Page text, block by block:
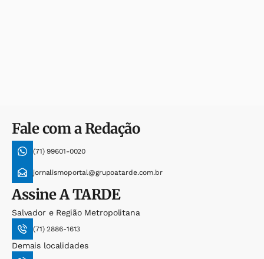
Fale com a Redação
(71) 99601-0020
jornalismoportal@grupoatarde.com.br
AssineA TARDE
Salvador e Região Metropolitana
(71) 2886-1613
Demais localidades